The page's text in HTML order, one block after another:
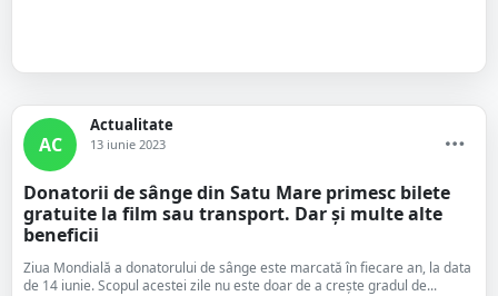
AC
Actualitate
13 iunie 2023
Donatorii de sânge din Satu Mare primesc bilete
gratuite la film sau transport. Dar și multe alte
beneficii
Ziua Mondială a donatorului de sânge este marcată în fiecare an, la data
de 14 iunie. Scopul acestei zile nu este doar de a crește gradul de...